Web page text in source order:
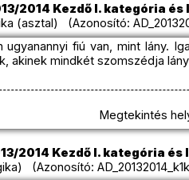
2014 Kezdő I. kategória
(asztal) (Azonosító:
ugyanannyi fiú van, mint lány.
akinek mindkét szomszédja
Megtekintés
2014 Kezdő I. kategória
(Azonosító: